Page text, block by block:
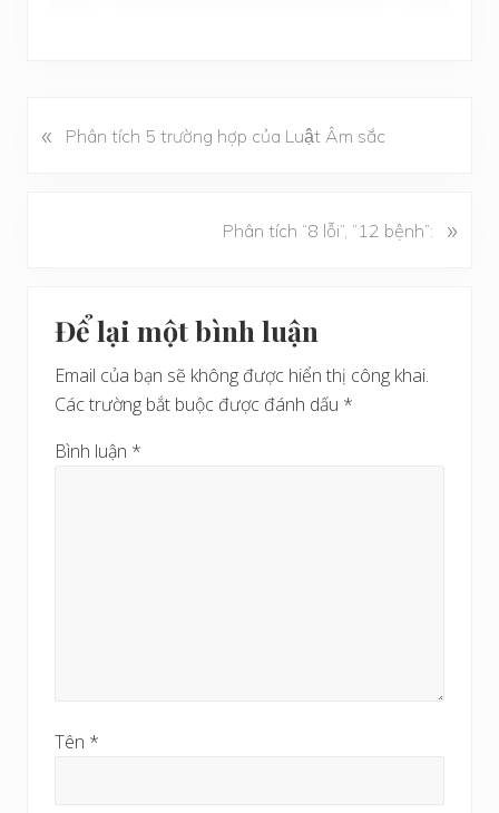
B
« Phân tích 5 trường hợp của Luật Âm sắc
Phân tích “8 lỗi”, “12 bệnh”: »
Reader
Interactions
Để lại một bình luận
Email của bạn sẽ không được hiển thị công khai.
Các trường bắt buộc được đánh dấu *
Bình luận *
Tên *